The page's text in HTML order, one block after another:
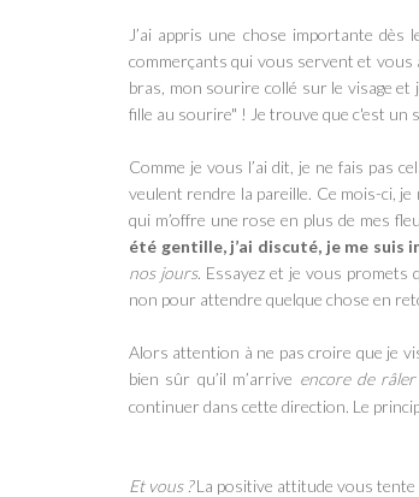
J’ai appris une chose importante dès
commerçants qui vous servent et vous
bras, mon sourire collé sur le visage
fille au sourire" ! Je trouve que c'est un
Comme je vous l’ai dit, je ne fais pas
veulent rendre la pareille. Ce mois-ci,
qui m’offre une rose en plus de mes
été gentille, j’ai discuté, je me suis
nos jours. Essayez et je vous promets
non pour attendre quelque chose en
Alors attention à ne pas croire que je
bien sûr qu’il m’arrive encore de
continuer dans cette direction. Le
Et vous ?La positive attitude vous tente